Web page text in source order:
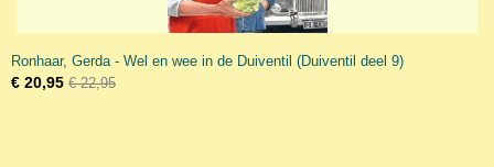
Ronhaar, Gerda - Wel en wee in de Duiventil (Duiventil deel 9)
€ 20,95 € 22,95